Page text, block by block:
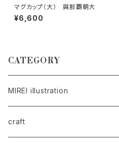
マグカップ（大） 與那覇朝大
¥6,600
CATEGORY
MIREI illustration
t-shirts
craft